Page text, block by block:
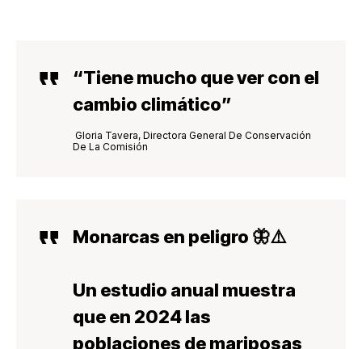
“Tiene mucho que ver con el
cambio climático”
Gloria Tavera, Directora General De Conservación
De La Comisión
Monarcas en peligro 🦋⚠️
Un estudio anual muestra
que en 2024 las
poblaciones de mariposas